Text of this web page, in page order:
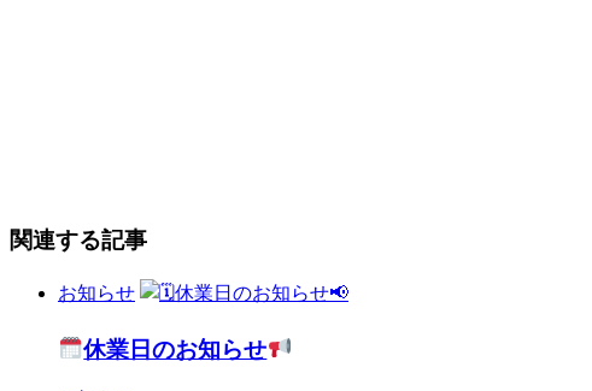
関連する記事
お知らせ
休業日のお知らせ